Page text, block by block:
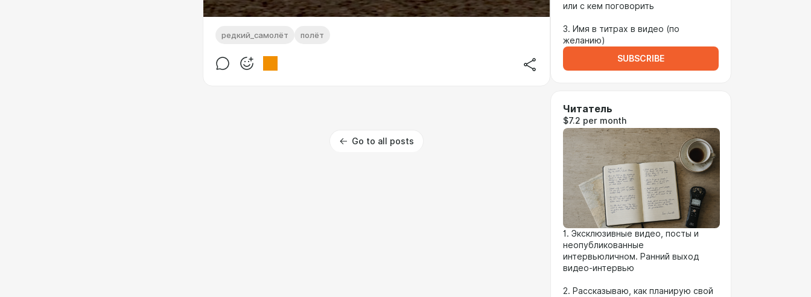
редкий_самолёт полёт
Go to all posts
или с кем поговорить
3. Имя в титрах в видео (по
желанию)
SUBSCRIBE
Читатель
$7.2 per month
1. Эксклюзивные видео, посты и
неопубликованные
интервьюличном. Ранний выход
видео-интервью
2. Рассказываю, как планирую свой